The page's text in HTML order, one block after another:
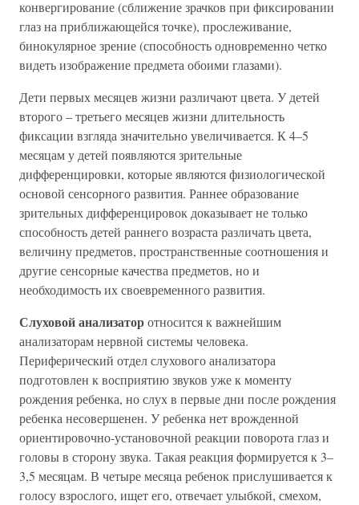
конвергирование (сближение зрачков при фиксировании
глаз на приближающейся точке), прослеживание,
бинокулярное зрение (способность одновременно четко
видеть изображение предмета обоими глазами).
Дети первых месяцев жизни различают цвета. У детей
второго – третьего месяцев жизни длительность
фиксации взгляда значительно увеличивается. К 4–5
месяцам у детей появляются зрительные
дифференцировки, которые являются физиологической
основой сенсорного развития. Раннее образование
зрительных дифференцировок доказывает не только
способность детей раннего возраста различать цвета,
величину предметов, пространственные соотношения и
другие сенсорные качества предметов, но и
необходимость их своевременного развития.
Слуховой анализаторотносится к важнейшим
анализаторам нервной системы человека.
Периферический отдел слухового анализатора
подготовлен к восприятию звуков уже к моменту
рождения ребенка, но слух в первые дни после рождения
ребенка несовершенен. У ребенка нет врожденной
ориентировочно-установочной реакции поворота глаз и
головы в сторону звука. Такая реакция формируется к 3–
3,5 месяцам. В четыре месяца ребенок прислушивается к
голосу взрослого, ищет его, отвечает улыбкой, смехом,